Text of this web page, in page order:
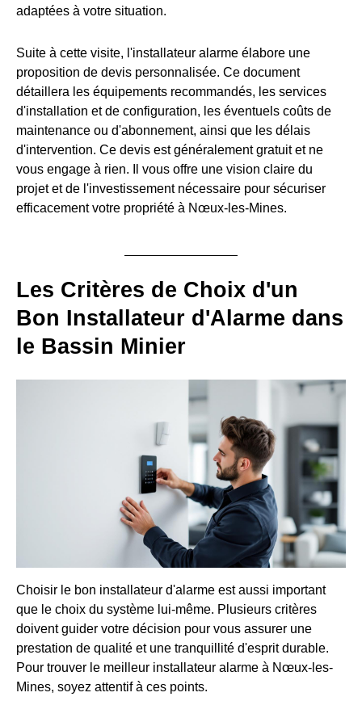
adaptées à votre situation.
Suite à cette visite, l'installateur alarme élabore une
proposition de devis personnalisée. Ce document
détaillera les équipements recommandés, les services
d'installation et de configuration, les éventuels coûts de
maintenance ou d'abonnement, ainsi que les délais
d'intervention. Ce devis est généralement gratuit et ne
vous engage à rien. Il vous offre une vision claire du
projet et de l'investissement nécessaire pour sécuriser
efficacement votre propriété à Nœux-les-Mines.
Les Critères de Choix d'un
Bon Installateur d'Alarme dans
le Bassin Minier
Choisir le bon installateur d'alarme est aussi important
que le choix du système lui-même. Plusieurs critères
doivent guider votre décision pour vous assurer une
prestation de qualité et une tranquillité d'esprit durable.
Pour trouver le meilleur installateur alarme à Nœux-les-
Mines, soyez attentif à ces points.